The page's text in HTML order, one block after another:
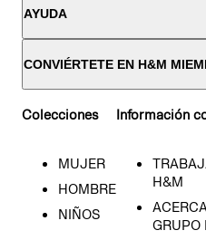
AYUDA
CONVIÉRTETE EN H&M
Colecciones
MUJER
HOMBRE
NIÑOS
Información
H&M
GRUPO